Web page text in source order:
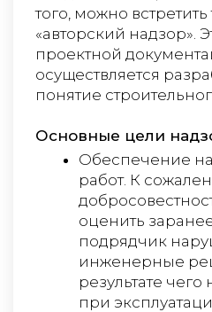
того, можно
«авторский надзор».
проектной
осуществляется
понятие
Основные цели
Обеспечение
работ. К
оценить
подрядчик
инженерные
результате
при